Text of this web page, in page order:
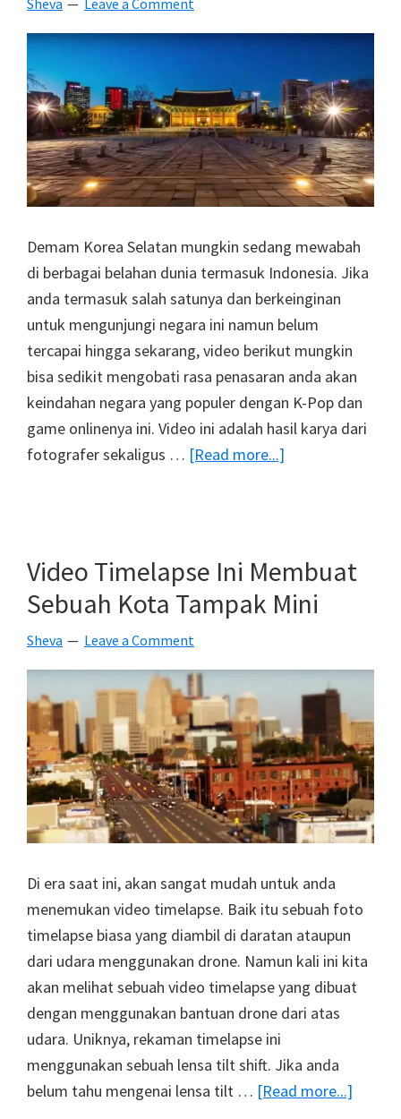
Untuk
Filmmaker
Demam Korea Selatan mungkin sedang mewabah
di berbagai belahan dunia termasuk Indonesia. Jika
anda termasuk salah satunya dan berkeinginan
untuk mengunjungi negara ini namun belum
tercapai hingga sekarang, video berikut mungkin
bisa sedikit mengobati rasa penasaran anda akan
keindahan negara yang populer dengan K-Pop dan
game onlinenya ini. Video ini adalah hasil karya dari
fotografer sekaligus … [Read more...]
Selatan
?
Lihat
Lapse
Kota
Seoul
Yang
Keren
Ini
Video Timelapse Ini Membuat
Sebuah Kota Tampak Mini
Sheva Leave a Comment
Di era saat ini, akan sangat mudah untuk anda
menemukan video timelapse. Baik itu sebuah foto
timelapse biasa yang diambil di daratan ataupun
dari udara menggunakan drone. Namun kali ini kita
akan melihat sebuah video timelapse yang dibuat
dengan menggunakan bantuan drone dari atas
udara. Uniknya, rekaman timelapse ini
menggunakan sebuah lensa tilt shift. Jika anda
belum tahu mengenai lensa tilt … [Read more...]